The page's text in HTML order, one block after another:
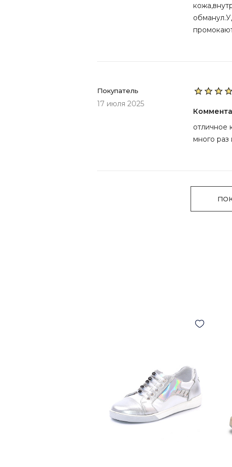
Покупатель
17 июля 2025
отличное
много раз